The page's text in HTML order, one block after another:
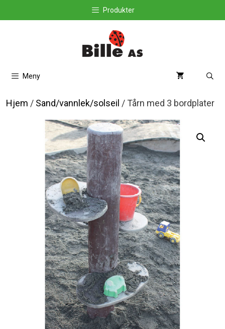
til
Produkter
Meny
Hjem / Sand/vannlek/solseil / Tårn med 3 bordplater